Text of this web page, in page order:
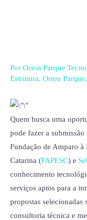
Por Orion Parque
Estrutura, Orion Parque,
Quem busca uma
pode fazer a
Fundação de Amparo à
Catarina (FAPESC) e
conhecimento
serviços aptos para a
propostas selecionadas
consultoria técnica e